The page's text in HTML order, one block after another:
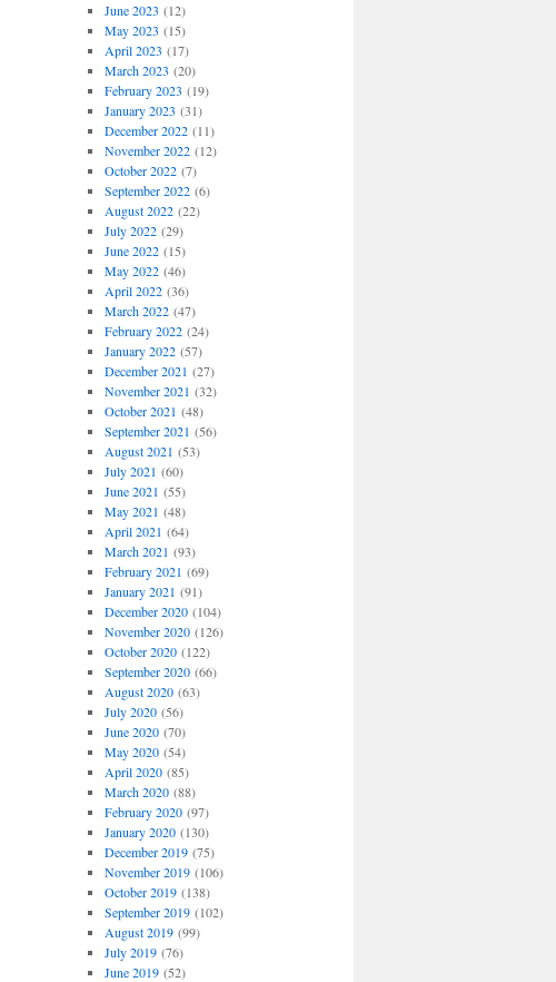
June 2023 (12)
May 2023 (15)
April 2023 (17)
March 2023 (20)
February 2023 (19)
January 2023 (31)
December 2022(11)
November 2022(12)
October 2022(7)
September 2022(6)
August 2022(22)
July 2022(29)
June 2022(15)
May 2022(46)
April 2022(36)
March 2022(47)
February 2022(24)
January 2022(57)
December 2021 (27)
November 2021 (32)
October 2021 (48)
September 2021 (56)
August 2021 (53)
July 2021 (60)
June 2021 (55)
May 2021 (48)
April 2021 (64)
March 2021 (93)
February 2021 (69)
January 2021 (91)
December 2020(104)
November 2020(126)
October 2020(122)
September 2020(66)
August 2020(63)
July 2020(56)
June 2020(70)
May 2020(54)
April 2020(85)
March 2020(88)
February 2020(97)
January 2020(130)
December 2019(75)
November 2019(106)
October 2019(138)
September 2019(102)
August 2019(99)
July 2019(76)
June 2019(52)